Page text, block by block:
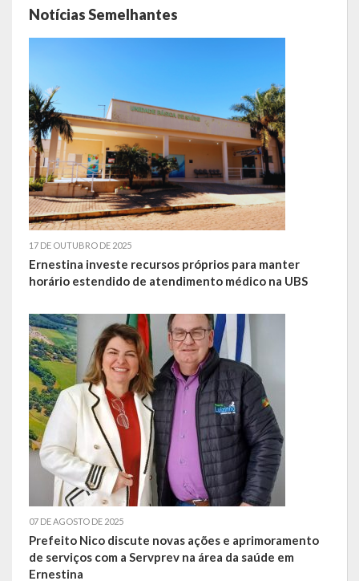
Notícias Semelhantes
17 DE OUTUBRO DE 2025
Ernestina investe recursos próprios para manter
horário estendido de atendimento médico na UBS
07 DE AGOSTO DE 2025
Prefeito Nico discute novas ações e aprimoramento
de serviços com a Servprev na área da saúde em
Ernestina